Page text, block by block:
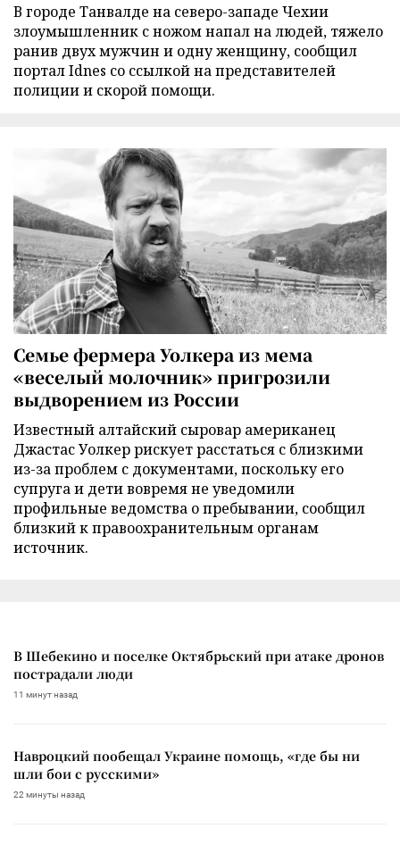
В городе Танвалде на северо-западе Чехии
злоумышленник с ножом напал на людей, тяжело
ранив двух мужчин и одну женщину, сообщил
портал Idnes со ссылкой на представителей
полиции и скорой помощи.
Семье фермера Уолкера из мема
«веселый молочник» пригрозили
выдворением из России
Известный алтайский сыровар американец
Джастас Уолкер рискует расстаться с близкими
из-за проблем с документами, поскольку его
супруга и дети вовремя не уведомили
профильные ведомства о пребывании, сообщил
близкий к правоохранительным органам
источник.
В Шебекино и поселке Октябрьский при атаке дронов
пострадали люди
11 минут назад
Навроцкий пообещал Украине помощь, «где бы ни
шли бои с русскими»
22 минуты назад